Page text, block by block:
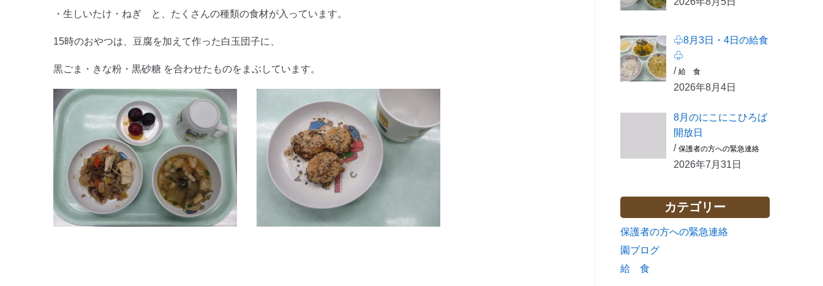
・生しいたけ・ねぎ と、たくさんの種類の食材が入っています。
15時のおやつは、豆腐を加えて作った白玉団子に、
黒ごま・きな粉・黒砂糖 を合わせたものをまぶしています。
♧8月3日・4日の給食
♧
/ 給 食
2026年8月4日
8月のにこにこひろば
開放日
/ 保護者の方への緊急連絡
2026年7月31日
カテゴリー
保護者の方への緊急連絡
園ブログ
給 食